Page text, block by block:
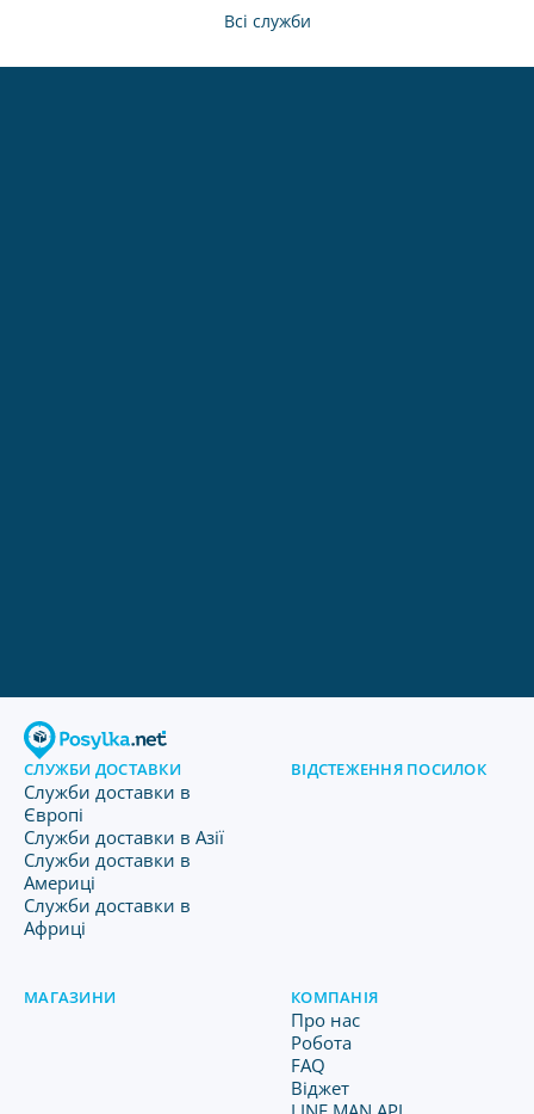
Всі служби
СЛУЖБИ ДОСТАВКИ
Служби доставки в
Європі
Служби доставки в Азії
Служби доставки в
Америці
Служби доставки в
Африці
ВІДСТЕЖЕННЯ ПОСИЛОК
МАГАЗИНИ КОМПАНІЯ
Про нас
Робота
FAQ
Віджет